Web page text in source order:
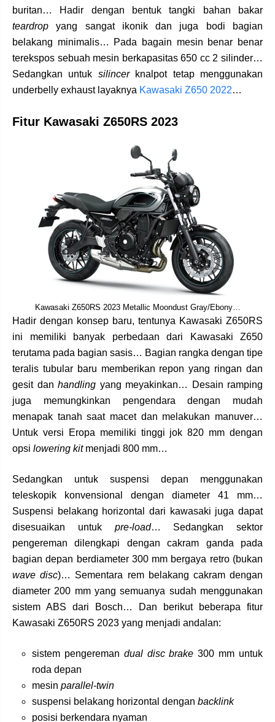
buritan… Hadir dengan bentuk tangki bahan bakar
teardrop yang sangat ikonik dan juga bodi bagian
belakang minimalis… Pada bagain mesin benar benar
terekspos sebuah mesin berkapasitas 650 cc 2 silinder…
Sedangkan untuk silincerknalpot tetap menggunakan
underbelly exhaust layaknya Kawasaki Z650 2022…
Fitur Kawasaki Z650RS 2023
Kawasaki Z650RS 2023 Metallic Moondust Gray/Ebony…
Hadir dengan konsep baru, tentunya Kawasaki Z650RS
ini memiliki banyak perbedaan dari Kawasaki Z650
terutama pada bagian sasis… Bagian rangka dengan tipe
teralis tubular baru memberikan repon yang ringan dan
gesit dan handling yang meyakinkan… Desain ramping
juga memungkinkan pengendara dengan mudah
menapak tanah saat macet dan melakukan manuver…
Untuk versi Eropa memiliki tinggi jok 820 mm dengan
opsi lowering kitmenjadi 800 mm…
Sedangkan untuk suspensi depan menggunakan
teleskopik konvensional dengan diameter 41 mm…
Suspensi belakang horizontal dari kawasaki juga dapat
disesuaikan untuk pre-load… Sedangkan sektor
pengereman dilengkapi dengan cakram ganda pada
bagian depan berdiameter 300 mm bergaya retro (bukan
wave disc)… Sementara rem belakang cakram dengan
diameter 200 mm yang semuanya sudah menggunakan
sistem ABS dari Bosch… Dan berikut beberapa fitur
Kawasaki Z650RS 2023 yang menjadi andalan:
sistem pengereman dual disc brake 300 mm untuk
roda depan
mesin parallel-twin
suspensi belakang horizontal dengan backlink
posisi berkendara nyaman